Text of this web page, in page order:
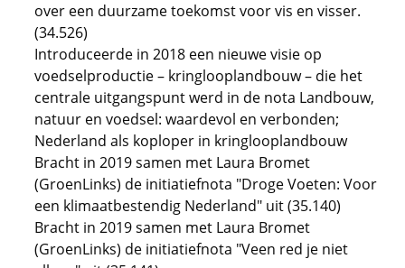
over een duurzame toekomst voor vis en visser.
(34.526)
Introduceerde in 2018 een nieuwe visie op
voedselproductie – kringlooplandbouw – die het
centrale uitgangspunt werd in de nota Landbouw,
natuur en voedsel: waardevol en verbonden;
Nederland als koploper in kringlooplandbouw
Bracht in 2019 samen met Laura Bromet
(GroenLinks) de initiatiefnota "Droge Voeten: Voor
een klimaatbestendig Nederland" uit (35.140)
Bracht in 2019 samen met Laura Bromet
(GroenLinks) de initiatiefnota "Veen red je niet